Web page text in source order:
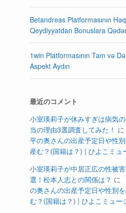
Betandreas Platformasının
Qeydiyyatdan Bonuslara
1win Platformasının Tam və
Aspekt Aydın
最近のコメント
小室瑛莉子が休みすぎは病気
当の理由3選調査してみた！ に
平の奥さんの出産予定日や性
産む？(国籍は？) | ひよこミュ
小室瑛莉子が中居正広の性被
選！松本人志との関係は？ に
の奥さんの出産予定日や性別
む？(国籍は？) | ひよこミュー